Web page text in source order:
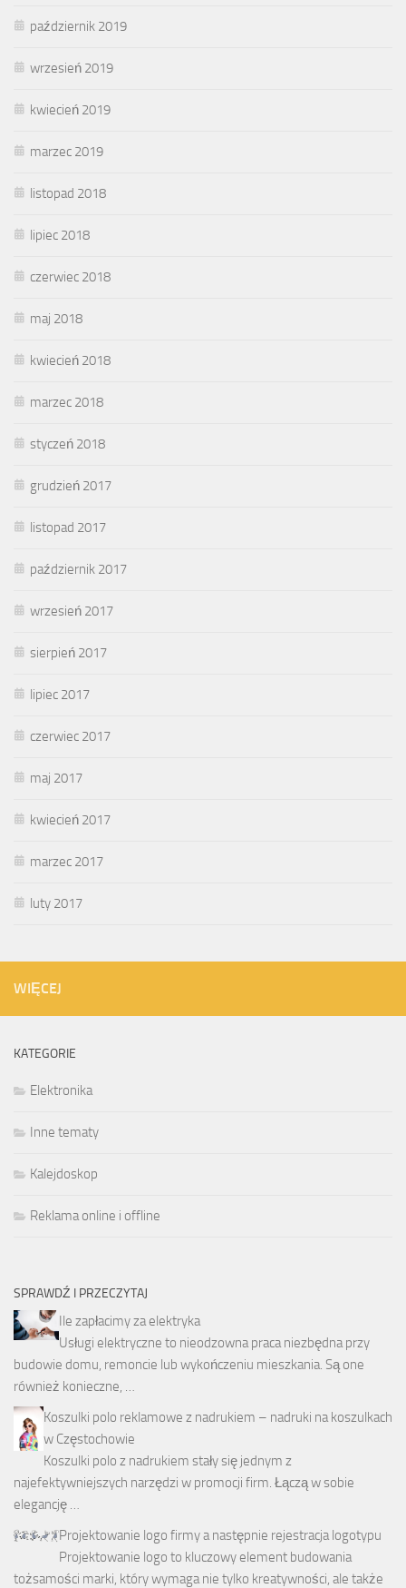
październik 2019
wrzesień 2019
kwiecień 2019
marzec 2019
listopad 2018
lipiec 2018
czerwiec 2018
maj 2018
kwiecień 2018
marzec 2018
styczeń 2018
grudzień 2017
listopad 2017
październik 2017
wrzesień 2017
sierpień 2017
lipiec 2017
czerwiec 2017
maj 2017
kwiecień 2017
marzec 2017
luty 2017
WIĘCEJ
KATEGORIE
Elektronika
Inne tematy
Kalejdoskop
Reklama online i offline
SPRAWDŹ I PRZECZYTAJ
Ile zapłacimy za elektryka
Usługi elektryczne to nieodzowna praca niezbędna przy
budowie domu, remoncie lub wykończeniu mieszkania. Są one
również konieczne, …
Koszulki polo reklamowe z nadrukiem – nadruki na koszulkach
w Częstochowie
Koszulki polo z nadrukiem stały się jednym z
najefektywniejszych narzędzi w promocji firm. Łączą w sobie
elegancję …
Projektowanie logo firmy a następnie rejestracja logotypu
Projektowanie logo to kluczowy element budowania
tożsamości marki, który wymaga nie tylko kreatywności, ale także